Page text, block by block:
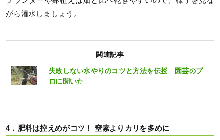
がら灌水しましょう。
関連記事
失敗しない水やりのコツと方法を伝授 園芸のプ
ロに聞いた
4．肥料は控えめがコツ！ 窒素よりカリを多めに